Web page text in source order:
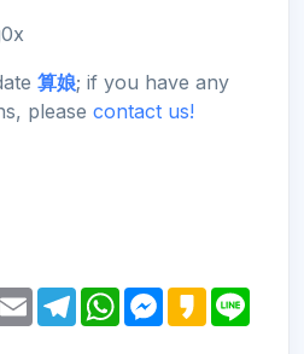
算娘; if you have any
please contact us!
E
m
T
e
W
h
M
e
K
a